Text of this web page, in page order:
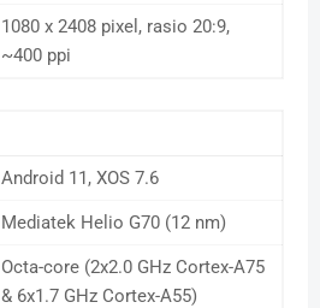
1080 x 2408 pixel, rasio 20:9,
~400 ppi
Android 11, XOS 7.6
Mediatek Helio G70 (12 nm)
Octa-core (2x2.0 GHz Cortex-A75
& 6x1.7 GHz Cortex-A55)